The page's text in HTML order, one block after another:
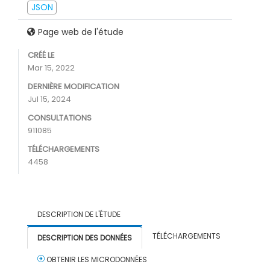
JSON
Page web de l'étude
CRÉÉ LE
Mar 15, 2022
DERNIÈRE MODIFICATION
Jul 15, 2024
CONSULTATIONS
911085
TÉLÉCHARGEMENTS
4458
DESCRIPTION DE L'ÉTUDE
DESCRIPTION DES DONNÉES TÉLÉCHARGEMENTS
OBTENIR LES MICRODONNÉES